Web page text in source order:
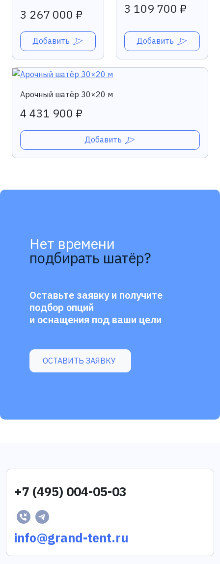
3 267 000 ₽
Добавить
3 109 700 ₽
Добавить
Арочный шатёр 30×20 м
4 431 900 ₽
Добавить
Нет времени
подбирать шатёр?
Оставьте заявку и получите
подбор опций
и оснащения под ваши цели
ОСТАВИТЬ ЗАЯВКУ
+7 (495) 004-05-03
info@grand-tent.ru